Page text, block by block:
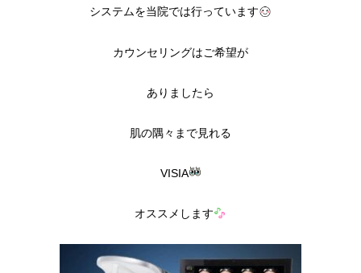
システムを当院では行っています
カウンセリングはご希望が
ありましたら
肌の隅々まで見れる
VISIA
オススメします